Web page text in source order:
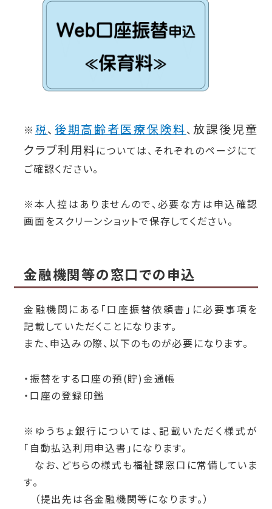
※ 税、後期高齢者医療保険料、 放課後児童
クラブ利用料については、それぞれのページにて
ご確認ください。
※本人控はありませんので、必要な方は申込確認
画面をスクリーンショットで保存してください。
金融機関等の窓口での申込
金融機関にある「口座振替依頼書」に必要事項を
記載していただくことになります。
また、申込みの際、以下のものが必要になります。
・振替をする口座の預(貯)金通帳
・ 口座の登録印鑑
※ゆうちょ銀行については、記載いただく様式が
「自動払込利用申込書」になります。
なお、どちらの様式も福祉課窓口に常備していま
す。
（提出先は各金融機関等になります。）